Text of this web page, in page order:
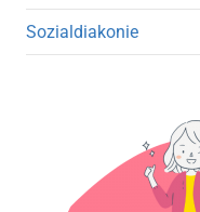
Sozialdiakonie